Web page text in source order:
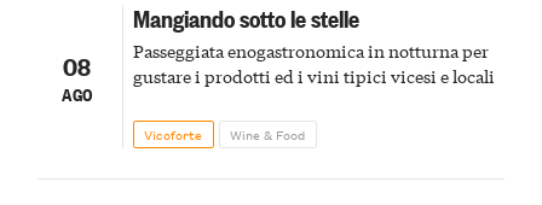
08
AGO
Mangiando sotto le stelle
Passeggiata enogastronomica in notturna per
gustare i prodotti ed i vini tipici vicesi e locali
Vicoforte Wine & Food